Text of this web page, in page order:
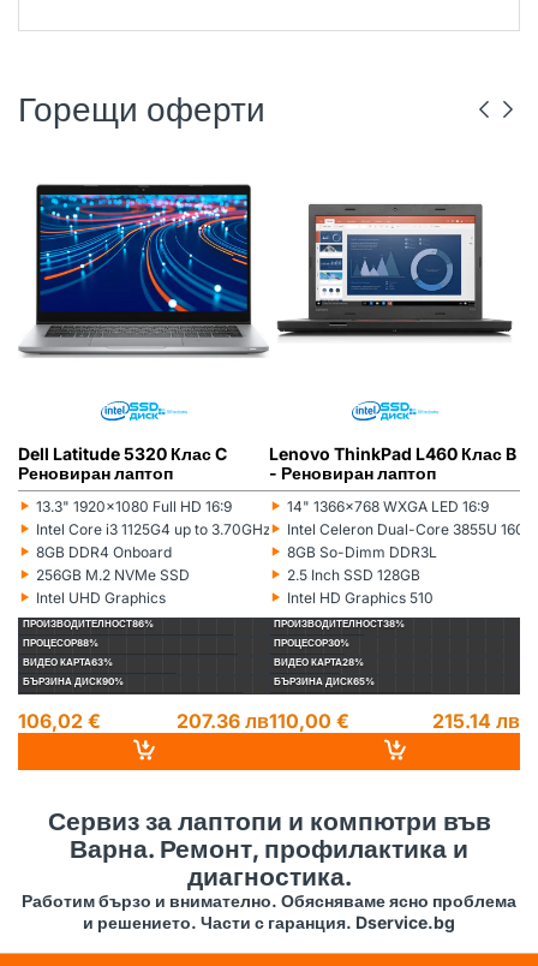
Горещи оферти
Dell Latitude 5320 Клас C
Реновиран лаптоп
‣
Монитор:
13.3" 1920x1080 Full HD 16:9
‣
Процесор:
Intel Core i3 1125G4 up to 3.70GHz 8MB
‣
Рам памет:
8GB DDR4 Onboard
‣
Хард диск:
256GB M.2 NVMe SSD
‣
Видеокарта:
Intel UHD Graphics
ПРОИЗВОДИТЕЛНОСТ86%
ПРОЦЕСОР88%
ВИДЕО КАРТА63%
БЪРЗИНА ДИСК90%
106,02 € 207.36 лв
Lenovo ThinkPad L460 Клас B
- Реновиран лаптоп
‣
Монитор:
14" 1366x768 WXGA LED 16:9
‣
Процесор:
Intel Celeron Dual-Core 3855U
‣
Рам памет:
8GB So-Dimm DDR3L
‣
Хард диск:
2.5 Inch SSD 128GB
‣
Видеокарта:
Intel HD Graphics 510
ПРОИЗВОДИТЕЛНОСТ38%
ПРОЦЕСОР30%
ВИДЕО КАРТА28%
БЪРЗИНА ДИСК65%
110,00 € 215.14 лв
Сервиз за лаптопи и компютри във
Варна. Ремонт, профилактика и
диагностика.
Работим бързо и внимателно. Обясняваме ясно проблема
и решението. Части с гаранция. Dservice.bg